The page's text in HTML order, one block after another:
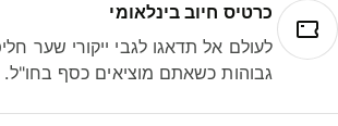
כרטיס חיוב בינלאומי
לעולם אל תדאגו לגבי ייקורי שער
גבוהות כשאתם מוציאים כסף בחו"ל.